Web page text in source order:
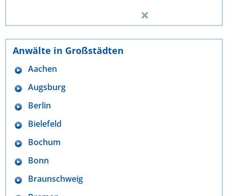
Anwälte in Großstädten
Aachen
Augsburg
Berlin
Bielefeld
Bochum
Bonn
Braunschweig